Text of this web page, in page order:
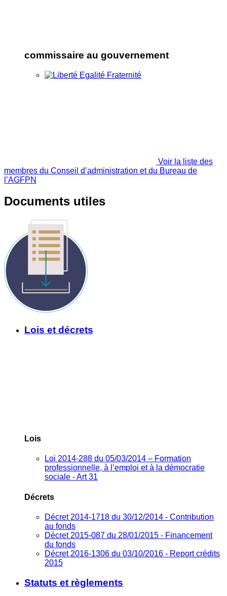
commissaire au gouvernement
Voir la liste des
membres du Conseil d’administration et du Bureau de
l’AGFPN
Documents utiles
Lois et décrets
Lois
Loi 2014-288 du 05/03/2014 – Formation
professionnelle, à l’emploi et à la démocratie
sociale - Art 31
Décrets
Décret 2014-1718 du 30/12/2014 - Contribution
au fonds
Décret 2015-087 du 28/01/2015 - Financement
du fonds
Décret 2016-1306 du 03/10/2016 - Report crédits
2015
Statuts et règlements